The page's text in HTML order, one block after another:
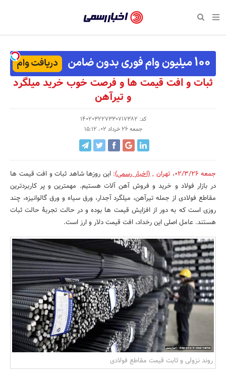
رسمی
-
اخبار
تایید
شرکت‌ها،
سازمان‌ها
و
روابط
عمومی‌ها
بازگشت
صفحه نخست پایگاه خبری
اقتصادی
صفحه نخست اقتصادی
تجارت و بازار
کارآفرینی و استارتاپ
کسب و کار و خرده فروشی
صنایع غذایی و کشاورزی
کار و استخدام
بانک، بیمه و سرمایه
مسکن و ساختمان
اجتماعی
صفحه نخست اجتماعی
علم و آموزش
بهداشت و درمان
محیط زیست
تبلیغات و روابط عمومی
صفحه نخست فرهنگی
رسانه‌ها
نشریات و کتاب
صنایع دستی
صفحه نخست ورزش
تازه‌های ورزش
مکان‌های ورزشی
صفحه نخست سبک زندگی
سلامت و زیبایی
روانشناسی و موفقیت
رویداد
صفحه نخست رویداد
حراج و تخفیف
جشنواره، نمایشگاه و
ثبات و افت قیمت ها و فرصت خوب خرید میلگرد
و تیرآهن
کد: 140203227330717382
جمعه 26 خرداد 02، 15:12
جمعه 02/3/26 ،تهران ,(اخبار رسمی):این روزها شاهد ثبات و افت قیمت ها
در بازار فولاد و خرید و فروش آهن آلات هستیم. مهمترین و پر کاربردترین
مقاطع فولادی از جمله تیرآهن، میلگرد آجدار، ورق سیاه و ورق گالوانیزه، چند
روزی است که به دور از افزایش قیمت ها بوده و در حالت تجربۀ حالت ثبات
هستند. عامل اصلی این رخداد، افت قیمت دلار و ارز است.
روند نزولی و ثابت قیمت مقاطع فولادی